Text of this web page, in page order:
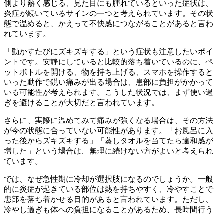
側より熱く感じる、見た目にも腫れているといった症状は、
炎症が続いているサインの一つと考えられています。その状
態で温めると、かえって不快感につながることがあると言わ
れています。
「動かすたびにズキズキする」という症状も注意したいポイ
ントです。安静にしていると比較的落ち着いているのに、ペ
ットボトルを開ける、物を持ち上げる、スマホを操作すると
いった動作で鋭い痛みが出る場合は、患部に負担がかかって
いる可能性が考えられます。こうした状況では、まず使い過
ぎを避けることが大切だと言われています。
さらに、実際に温めてみて痛みが強くなる場合は、その方法
が今の状態に合っていない可能性があります。「お風呂に入
った後からズキズキする」「蒸しタオルを当てたら違和感が
増した」という場合は、無理に続けない方がよいと考えられ
ています。
では、なぜ急性期に冷却が選択肢になるのでしょうか。一般
的に炎症が起きている部位は熱を持ちやすく、冷やすことで
患部を落ち着かせる目的があると言われています。ただし、
冷やし過ぎも体への負担になることがあるため、長時間行う